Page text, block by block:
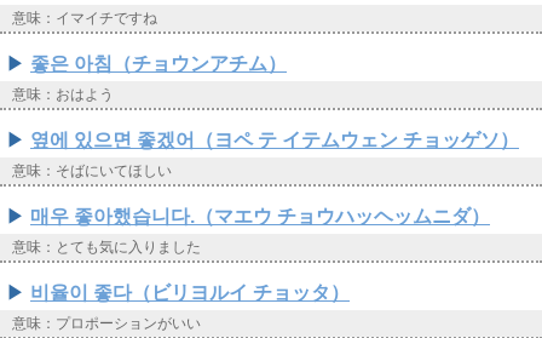
意味：イマイチですね
좋은 아침（チョウンアチム）
意味：おはよう
옆에 있으면 좋겠어（ヨペ テ イテムウェン チョッゲソ）
意味：そばにいてほしい
매우 좋아했습니다.（マエウ チョウハッヘッムニダ）
意味：とても気に入りました
비율이 좋다（ビリヨルイ チョッタ）
意味：プロポーションがいい